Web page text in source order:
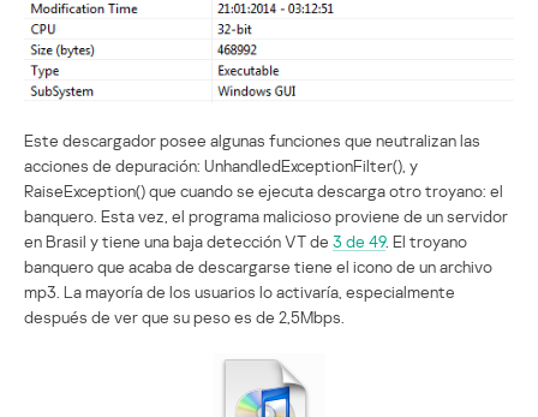
Este descargador posee algunas funciones que neutralizan las
acciones de depuración: UnhandledExceptionFilter(), y
RaiseException() que cuando se ejecuta descarga otro troyano: el
banquero. Esta vez, el programa malicioso proviene de un servidor
en Brasil y tiene una baja detección VT de 3 de 49. El troyano
banquero que acaba de descargarse tiene el icono de un archivo
mp3. La mayoría de los usuarios lo activaría, especialmente
después de ver que su peso es de 2,5Mbps.